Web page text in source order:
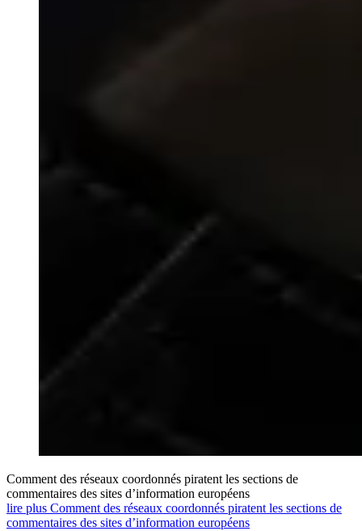
Comment des réseaux coordonnés piratent les sections de
commentaires des sites d’information européens
lire plus Comment des réseaux coordonnés piratent les sections de
commentaires des sites d’information européens